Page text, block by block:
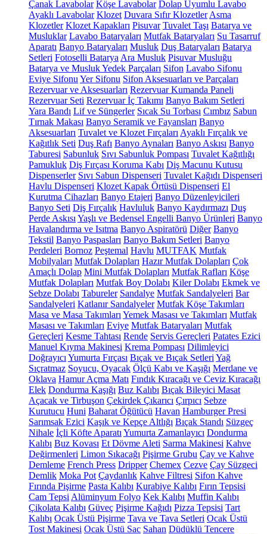
Çanak Lavabolar Köşe Lavabolar Dolap Uyumlu Lavabo
Ayaklı Lavabolar Klozet Duvara Sıfır Klozetler Asma
Klozetler Klozet Kapakları Pisuvar Tuvalet Taşı Batarya ve
Musluklar Lavabo Bataryaları Mutfak Bataryaları Su Tasarruf
Aparatı Banyo Bataryaları Musluk Duş Bataryaları Batarya
Setleri Fotoselli Batarya Ara Musluk Pisuvar Musluğu
Batarya ve Musluk Yedek Parçaları Sifon Lavabo Sifonu
Eviye Sifonu Yer Sifonu Sifon Aksesuarları ve Parçaları
Rezervuar ve Aksesuarları Rezervuar Kumanda Paneli
Rezervuar Seti Rezervuar İç Takımı Banyo Bakım Setleri
Yara Bandı Lif ve Süngerler Sıcak Su Torbası Cımbız Sabun
Tırnak Makası Banyo Seramik ve Fayansları Banyo
Aksesuarları Tuvalet ve Klozet Fırçaları Ayaklı Fırçalık ve
Kağıtlık Seti Duş Rafı Banyo Aynaları Banyo Askısı Banyo
Taburesi Sabunluk Sıvı Sabunluk Pompası Tuvalet Kağıtlığı
Pamukluk Diş Fırçası Koruma Kabı Diş Macunu Kutusu
Dispenserler Sıvı Sabun Dispenseri Tuvalet Kağıdı Dispenseri
Havlu Dispenseri Klozet Kapak Örtüsü Dispenseri El
Kurutma Cihazları Banyo Etajeri Banyo Düzenleyicileri
Banyo Seti Diş Fırçalık Havluluk Banyo Kaydırmazı Duş
Perde Askısı Yaşlı ve Bedensel Engelli Banyo Ürünleri Banyo
Havalandırma ve Isıtma Banyo Aspiratörü Diğer Banyo
Tekstil Banyo Paspasları Banyo Bakım Setleri Banyo
Perdeleri Bornoz Peştemal Havlu MUTFAK Mutfak
Mobilyaları Mutfak Dolapları Hazır Mutfak Dolapları Çok
Amaçlı Dolap Mini Mutfak Dolapları Mutfak Rafları Köşe
Mutfak Dolapları Mutfak Boy Dolabı Kiler Dolabı Ekmek ve
Sebze Dolabı Tabureler Sandalye Mutfak Sandalyeleri Bar
Sandalyeleri Katlanır Sandalyeler Mutfak Köşe Takımları
Masa ve Masa Takımları Yemek Masası ve Takımları Mutfak
Masası ve Takımları Eviye Mutfak Bataryaları Mutfak
Gereçleri Kesme Tahtası Rende Servis Gereçleri Patates Ezici
Manuel Kıyma Makinesi Krema Pompası Dilimleyici
Doğrayıcı Yumurta Fırçası Bıçak ve Bıçak Setleri Yağ
Sıçratmaz Soyucu, Oyacak Ölçü Kabı ve Kaşığı Merdane ve
Oklava Hamur Açma Matı Fındık Kıracağı ve Ceviz Kıracağı
Elek Dondurma Kaşığı Buz Kalıbı Bıçak Bileyici Masat
Açacak ve Tirbuşon Çekirdek Çıkarıcı Çırpıcı Sebze
Kurutucu Huni Baharat Öğütücü Havan Hamburger Presi
Sarımsak Ezici Kaşık ve Kepçe Altlığı Bıçak Standı Süzgeç
Nihale İçli Köfte Aparatı Yumurta Zamanlayıcı Dondurma
Kalıbı Buz Kovası Et Dövme Aleti Sarma Makinesi Kahve
Değirmenleri Limon Sıkacağı Pişirme Grubu Çay ve Kahve
Demleme French Press Dripper Chemex Cezve Çay Süzgeci
Demlik Moka Pot Çaydanlık Kahve Filtresi Sifon Kahve
Fırında Pişirme Pasta Kalıbı Kurabiye Kalıbı Fırın Tepsisi
Cam Tepsi Alüminyum Folyo Kek Kalıbı Muffin Kalıbı
Çikolata Kalıbı Güveç Pişirme Kağıdı Pizza Tepsisi Tart
Kalıbı Ocak Üstü Pişirme Tava ve Tava Setleri Ocak Üstü
Tost Makinesi Ocak Üstü Sac Sahan Düdüklü Tencere